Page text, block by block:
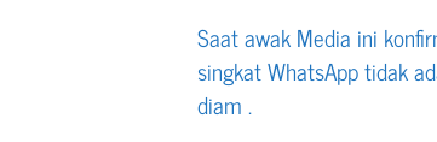
Saat awak Media ini
singkat WhatsApp tidak
diam .